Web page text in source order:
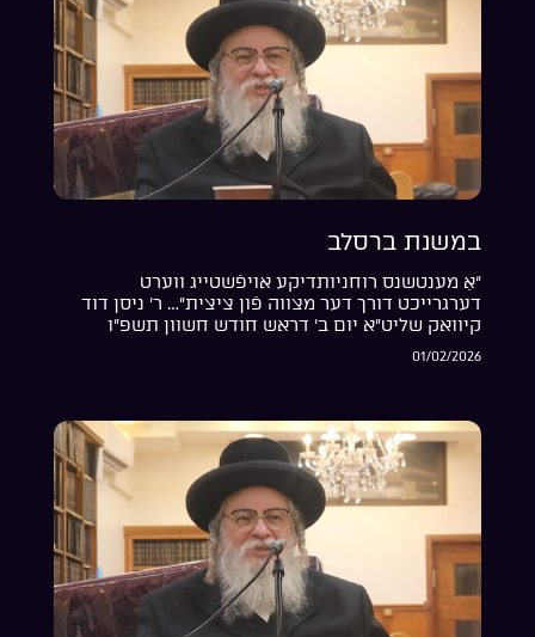
במשנת ברסלב
“אַ מענטשנס רוחניותדיקע אויפֿשטייג ווערט
דערגרייכט דורך דער מצווה פֿון ציצית”… ר’ ניסן דוד
קיוואק שליט”א יום ב’ דראש חודש חשוון תשפ”ו
01/02/2026